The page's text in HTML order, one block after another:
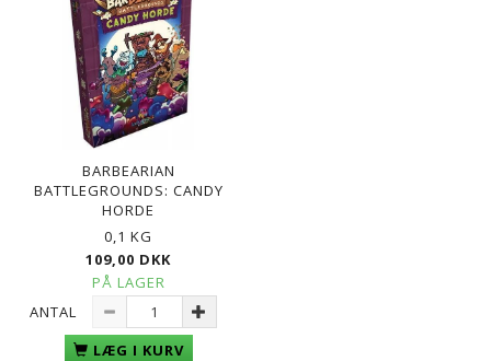
BARBEARIAN
BATTLEGROUNDS: CANDY
HORDE
0,1 KG
109,00 DKK
PÅ LAGER
ANTAL
LÆG I KURV